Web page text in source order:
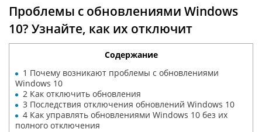
Проблемы с обновлениями Windows
10? Узнайте, как их отключит
Содержание
1 Почему возникают проблемы с обновлениями
Windows 10
2 Как отключить обновления
3 Последствия отключения обновлений Windows 10
4 Как управлять обновлениями Windows 10 без их
полного отключения